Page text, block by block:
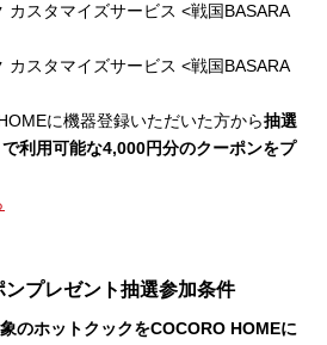
カスタマイズサービス <戦国BASARA
カスタマイズサービス <戦国BASARA
に機器登録いただいた方から抽選
利用可能な4,000円分のクーポンをプ
プレゼント抽選参加条件
のホットクックをCOCORO HOMEに